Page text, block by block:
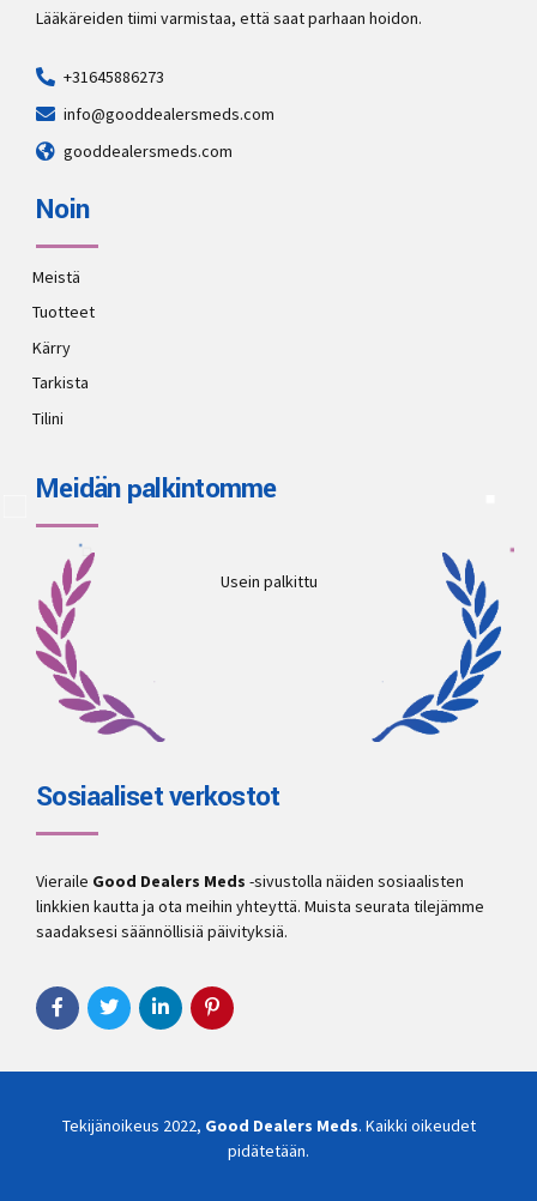
Lääkäreiden tiimi varmistaa, että saat parhaan hoidon.
+31645886273
info@gooddealersmeds.com
gooddealersmeds.com
Noin
Meistä
Tuotteet
Kärry
Tarkista
Tilini
Meidän palkintomme
Usein palkittu
Sosiaaliset verkostot
Vieraile Good Dealers Meds -sivustolla näiden sosiaalisten
linkkien kautta ja ota meihin yhteyttä. Muista seurata tilejämme
saadaksesi säännöllisiä päivityksiä.
Tekijänoikeus 2022, Good Dealers Meds. Kaikki oikeudet
pidätetään.